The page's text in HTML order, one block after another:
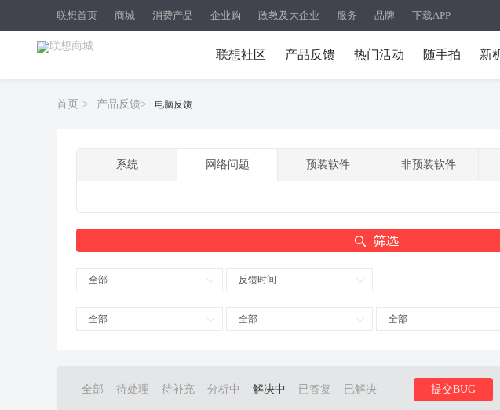
联想首页 商城 消费产品 企业购 政教及大企业 服务 品牌 下载APP
联想社区 产品反馈 热门活动 随手拍 新
首页 > 产品反馈> 电脑反馈
系统 网络问题 预装软件 非预装软件
全部 反馈时间
全部 全部 全部
全部 待处理 待补充 分析中 解决中 已答复 已解决 提交BUG